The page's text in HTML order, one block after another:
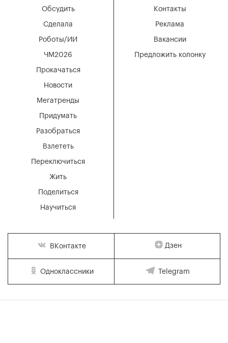
Мегатренды
Придумать
Разобраться
Взлететь
Новости
Переключиться
Жить
Поделиться
Научиться
Обсудить
Сделала
Роботы/ИИ
ЧМ2026
Прокачаться
Вакансии
Реклама
Контакты
Предложить колонку
ВКонтакте Дзен
Одноклассники Telegram